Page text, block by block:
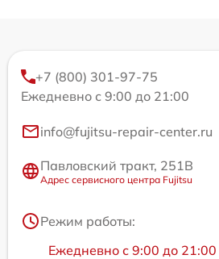
+7 (800) 301-97-75
Ежедневно с 9:00 до 21:00
info@fujitsu-repair-center.ru
Павловский тракт, 251В
Адрес сервисного центра Fujitsu
Режим работы:
Ежедневно с 9:00 до 21:00